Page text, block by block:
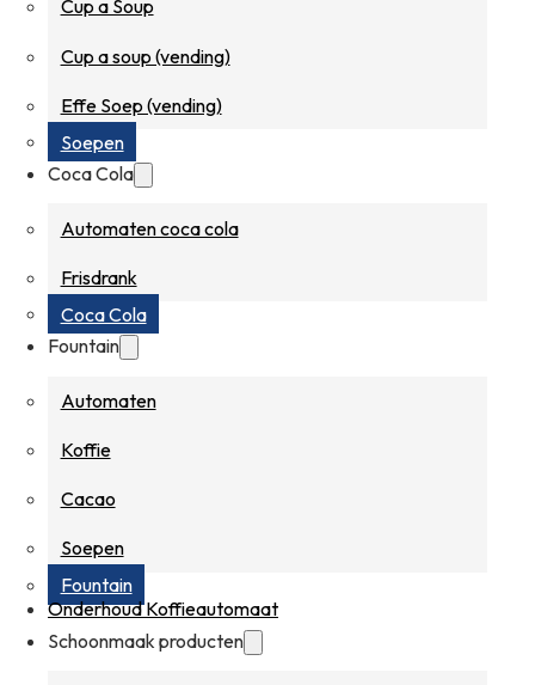
Cup a Soup
Cup a soup (vending)
Effe Soep (vending)
Soepen
Coca Cola
Automaten coca cola
Frisdrank
Coca Cola
Fountain
Automaten
Koffie
Cacao
Soepen
Fountain
Onderhoud Koffieautomaat
Schoonmaak producten